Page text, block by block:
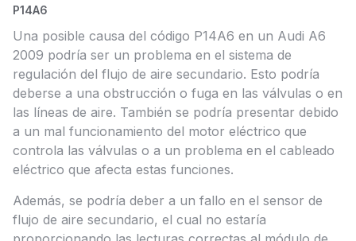
P14A6
Una posible causa del código P14A6 en un Audi A6
2009 podría ser un problema en el sistema de
regulación del flujo de aire secundario. Esto podría
deberse a una obstrucción o fuga en las válvulas o en
las líneas de aire. También se podría presentar debido
a un mal funcionamiento del motor eléctrico que
controla las válvulas o a un problema en el cableado
eléctrico que afecta estas funciones.
Además, se podría deber a un fallo en el sensor de
flujo de aire secundario, el cual no estaría